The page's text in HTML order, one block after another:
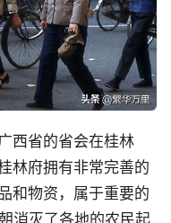
西省的省会在桂林
林府拥有非常完善的
和物资，属于重要的